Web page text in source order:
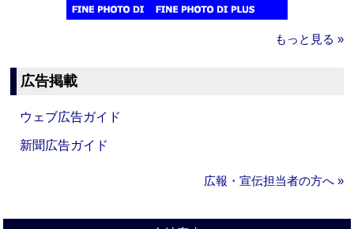
もっと見る »
広告掲載
ウェブ広告ガイド
新聞広告ガイド
広報・宣伝担当者の方へ »